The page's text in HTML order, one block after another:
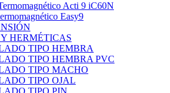
Acti 9 iC60N
Easy9
HERMÉTICAS
TIPO HEMBRA
TIPO HEMBRA PVC
TIPO MACHO
TIPO OJAL